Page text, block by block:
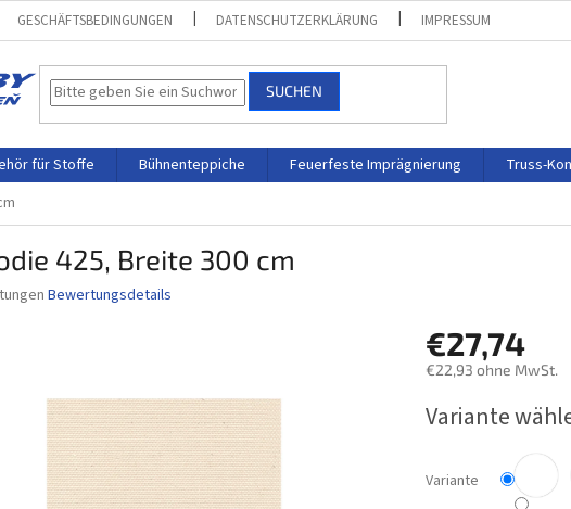
GESCHÄFTSBEDINGUNGEN DATENSCHUTZERKLÄRUNG IMPRESSUM
SUCHEN
für Stoffe Bühnenteppiche Feuerfeste Imprägnierung Truss-
425, Breite 300 cm
Bewertungsdetails
€27,74
€22,93 ohne MwSt.
Variante
Variante